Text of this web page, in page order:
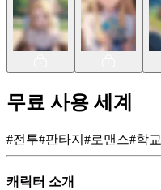
무료 사용 세계
#전투#판타지 #로맨스#학교
캐릭터 소개